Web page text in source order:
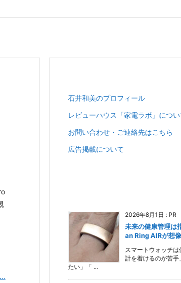
石井和美のプロフィール
レビューハウス「家電ラボ」につい
お問い合わせ・ご連絡先はこちら
広告掲載について
2026年8月1日 : PR
未来の健康管理は
an Ring AIRが想
スマートウォッチ
計を着けるのが苦手
たい」「 ...